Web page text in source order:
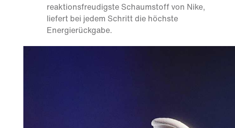
reaktionsfreudigste Schaumstoff von Nike,
liefert bei jedem Schritt die höchste
Energierückgabe.